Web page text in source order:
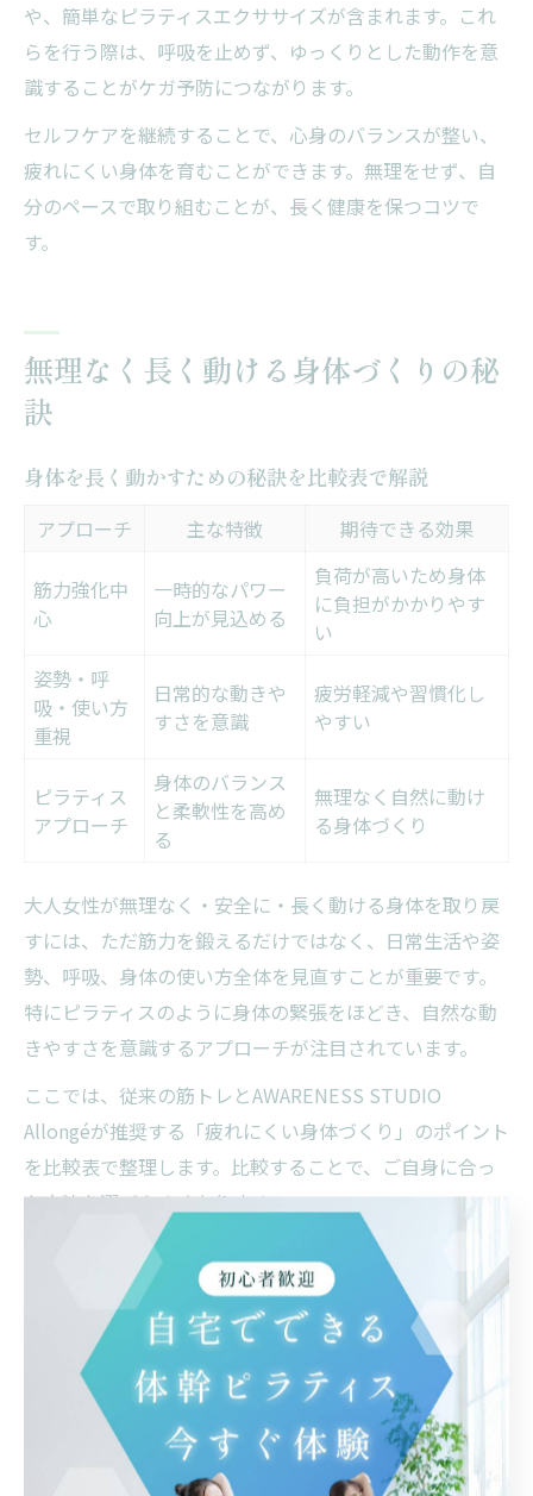
や、簡単なピラティスエクササイズが含まれます。これ
らを行う際は、呼吸を止めず、ゆっくりとした動作を意
識することがケガ予防につながります。
セルフケアを継続することで、心身のバランスが整い、
疲れにくい身体を育むことができます。無理をせず、自
分のペースで取り組むことが、長く健康を保つコツで
す。
無理なく長く動ける身体づくりの秘
訣
身体を長く動かすための秘訣を比較表で解説
アプローチ 主な特徴 期待できる効果
筋力強化中
心
一時的なパワー
向上が見込める
負荷が高いため身体
に負担がかかりやす
い
姿勢・呼
吸・使い方
重視
日常的な動きや
すさを意識
疲労軽減や習慣化し
やすい
ピラティス
アプローチ
身体のバランス
と柔軟性を高め
る
無理なく自然に動け
る身体づくり
大人女性が無理なく・安全に・長く動ける身体を取り戻
すには、ただ筋力を鍛えるだけではなく、日常生活や姿
勢、呼吸、身体の使い方全体を見直すことが重要です。
特にピラティスのように身体の緊張をほどき、自然な動
きやすさを意識するアプローチが注目されています。
ここでは、従来の筋トレとAWARENESS STUDIO
Allongéが推奨する「疲れにくい身体づくり」のポイント
を比較表で整理します。比較することで、ご自身に合っ
た方法を選びやすくなります。
代表的なアプローチの比較表
筋力強化中心：一時的なパワー向上は見込めるが、無
理な負荷で身体に負担がかかりやすい。
姿勢・呼吸・使い方重視：日常的な疲労感の軽減や、
長く続けやすい習慣化が期待できる。
ピラティスアプローチ：全身のバランスと柔軟性を高
め、無理なく自然に動ける身体へ導く。